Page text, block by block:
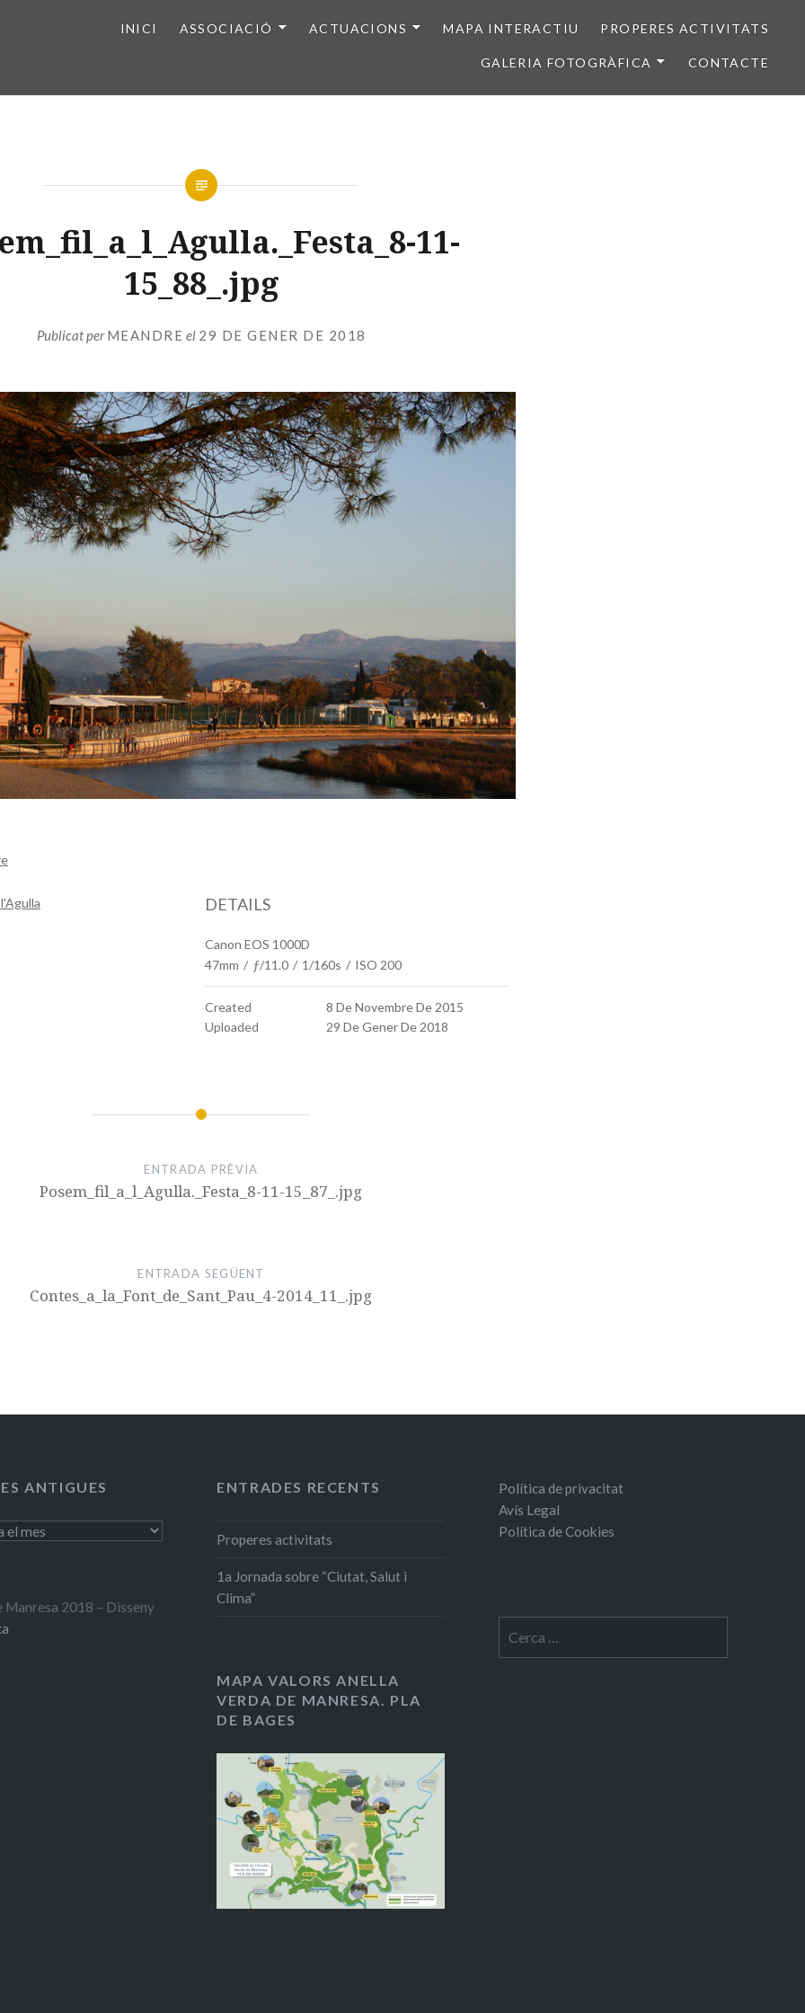
INICI ASSOCIACIÓ ACTUACIONS MAPA INTERACTIU PROPERES ACTIVITATS
GALERIA FOTOGRÀFICA CONTACTE
11-
15_88_.jpg
Publicat perMEANDRE el 29 DE GENER DE 2018
DETAILS
Canon EOS 1000D
47mm / ƒ/11.0 / 1/160s / ISO 200
Created
8 De Novembre De 2015
Uploaded
29 De Gener De 2018
ENTRADA PRÈVIA
Posem_fil_a_l_Agulla._Festa_8-11-15_87_.jpg
ENTRADA SEGÜENT
Contes_a_la_Font_de_Sant_Pau_4-2014_11_.jpg
ANTIGUES ENTRADES RECENTS
Properes activitats
1a Jornada sobre “Ciutat, Salut i
Clima”
Política de privacitat
Avís Legal
Política de Cookies
Manresa 2018 – Disseny
MAPA VALORS ANELLA
VERDA DE MANRESA. PLA
DE BAGES